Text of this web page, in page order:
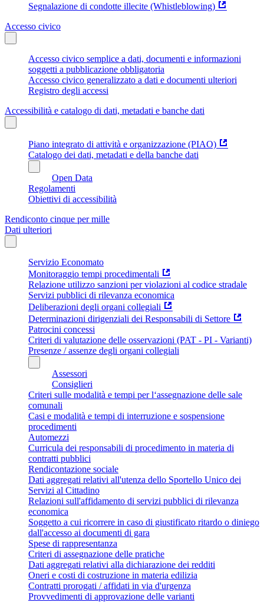
Segnalazione di condotte illecite (Whistleblowing)
Accesso civico
Accesso civico semplice a dati, documenti e informazioni
soggetti a pubblicazione obbligatoria
Accesso civico generalizzato a dati e documenti ulteriori
Registro degli accessi
Accessibilità e catalogo di dati, metadati e banche dati
Piano integrato di attività e organizzazione (PIAO)
Catalogo dei dati, metadati e della banche dati
Open Data
Regolamenti
Obiettivi di accessibilità
Rendiconto cinque per mille
Dati ulteriori
Servizio Economato
Monitoraggio tempi procedimentali
Relazione utilizzo sanzioni per violazioni al codice stradale
Servizi pubblici di rilevanza economica
Deliberazioni degli organi collegiali
Determinazioni dirigenziali dei Responsabili di Settore
Patrocini concessi
Criteri di valutazione delle osservazioni (PAT - PI - Varianti)
Presenze / assenze degli organi collegiali
Assessori
Consiglieri
Criteri sulle modalità e tempi per l‘assegnazione delle sale
comunali
Casi e modalità e tempi di interruzione e sospensione
procedimenti
Automezzi
Curricula dei responsabili di procedimento in materia di
contratti pubblici
Rendicontazione sociale
Dati aggregati relativi all'utenza dello Sportello Unico dei
Servizi al Cittadino
Relazioni sull'affidamento di servizi pubblici di rilevanza
economica
Soggetto a cui ricorrere in caso di giustificato ritardo o diniego
dall'accesso ai documenti di gara
Spese di rappresentanza
Criteri di assegnazione delle pratiche
Dati aggregati relativi alla dichiarazione dei redditi
Oneri e costi di costruzione in materia edilizia
Contratti prorogati / affidati in via d'urgenza
Provvedimenti di approvazione delle varianti